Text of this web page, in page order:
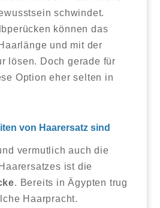
schwindet.
können das
und mit der
lösen. Doch gerade für
Option eher selten in
von Haarersatz sind
vermutlich auch die
ist die
. Bereits in Ägypten trug
Haarpracht.